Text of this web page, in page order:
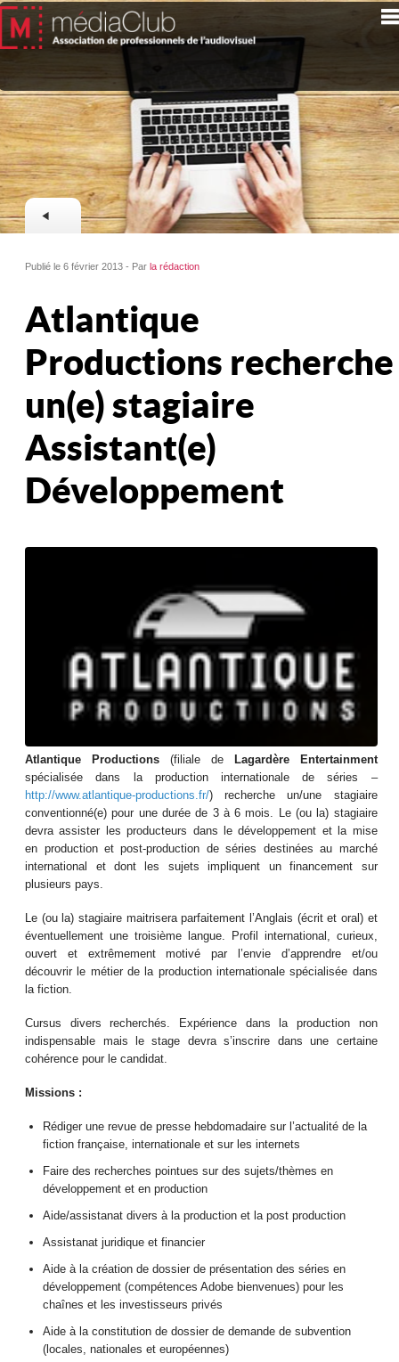
Publié le 6 février 2013 - Parla rédaction
Atlantique
Productions recherche
un(e) stagiaire
Assistant(e)
Développement
Atlantique Productions(filiale de
Lagardère Entertainment
spécialisée dans la production internationale de séries –
http://www.atlantique-productions.fr/) recherche un/une stagiaire
conventionné(e) pour une durée de 3 à 6 mois. Le (ou la) stagiaire
devra assister les producteurs dans le développement et la mise
en production et post-production de séries destinées au marché
international et dont les sujets impliquent un financement sur
plusieurs pays.
Le (ou la) stagiaire maitrisera parfaitement l’Anglais (écrit et oral) et
éventuellement une troisième langue. Profil international, curieux,
ouvert et extrêmement motivé par l’envie d’apprendre et/ou
découvrir le métier de la production internationale spécialisée dans
la fiction.
Cursus divers recherchés. Expérience dans la production non
indispensable mais le stage devra s’inscrire dans une certaine
cohérence pour le candidat.
Missions :
Rédiger une revue de presse hebdomadaire sur l’actualité de la
fiction française, internationale et sur les internets
Faire des recherches pointues sur des sujets/thèmes en
développement et en production
Aide/assistanat divers à la production et la post production
Assistanat juridique et financier
Aide à la création de dossier de présentation des séries en
développement (compétences Adobe bienvenues) pour les
chaînes et les investisseurs privés
Aide à la constitution de dossier de demande de subvention
(locales, nationales et européennes)